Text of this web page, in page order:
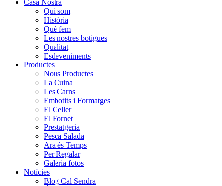
Casa Nostra
Qui som
Història
Què fem
Les nostres botigues
Qualitat
Esdeveniments
Productes
Nous Productes
La Cuina
Les Carns
Embotits i Formatges
El Celler
El Fornet
Prestatgeria
Pesca Salada
Ara és Temps
Per Regalar
Galeria fotos
Notícies
Blog Cal Sendra